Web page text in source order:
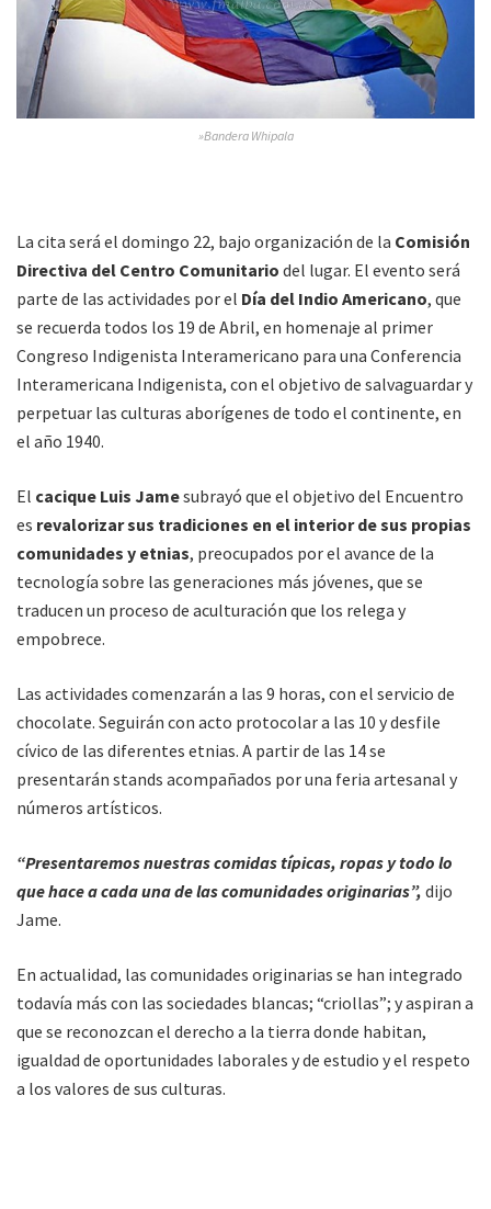
»Bandera Whipala
La cita será el domingo 22, bajo organización de la Comisión
Directiva del Centro Comunitario del lugar. El evento será
parte de las actividades por el Día del Indio Americano, que
se recuerda todos los 19 de Abril, en homenaje al primer
Congreso Indigenista Interamericano para una Conferencia
Interamericana Indigenista, con el objetivo de salvaguardar y
perpetuar las culturas aborígenes de todo el continente, en
el año 1940.
El cacique Luis Jamesubrayó que el objetivo del Encuentro
es revalorizar sus tradiciones en el interior de sus propias
comunidades y etnias, preocupados por el avance de la
tecnología sobre las generaciones más jóvenes, que se
traducen un proceso de aculturación que los relega y
empobrece.
Las actividades comenzarán a las 9 horas, con el servicio de
chocolate. Seguirán con acto protocolar a las 10 y desfile
cívico de las diferentes etnias. A partir de las 14 se
presentarán stands acompañados por una feria artesanal y
números artísticos.
“Presentaremos nuestras comidas típicas, ropas y todo lo
que hace a cada una de las comunidades originarias”, dijo
Jame.
En actualidad, las comunidades originarias se han integrado
todavía más con las sociedades blancas; “criollas”; y aspiran a
que se reconozcan el derecho a la tierra donde habitan,
igualdad de oportunidades laborales y de estudio y el respeto
a los valores de sus culturas.